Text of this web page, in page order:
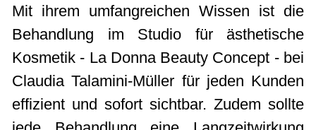
Mit ihrem umfangreichen Wissen ist die
Behandlung im Studio für ästhetische
Kosmetik - La Donna Beauty Concept - bei
Claudia Talamini-Müller für jeden Kunden
effizient und sofort sichtbar. Zudem sollte